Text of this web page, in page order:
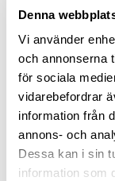
Denna
Vi använder
och annonserna
för sociala
vidarebefordrar
information från
annons- och
Dessa kan i sin
information som
Single Piece
Alle
Single